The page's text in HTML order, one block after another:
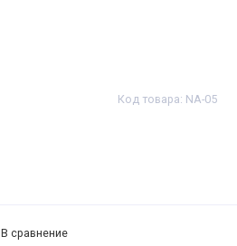
Код товара: NA-05
В сравнение